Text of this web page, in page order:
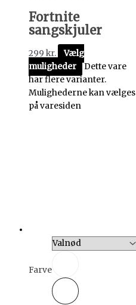
Fortnite
sangskjuler
299 kr.
Vælg
muligheder
Dette vare
har flere varianter.
Mulighederne kan vælges
på varesiden
Farve